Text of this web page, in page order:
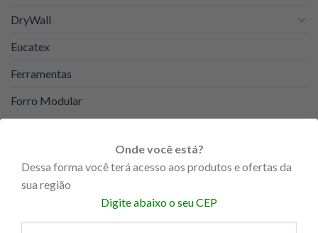
DryWall
Eucatex
Ferramentas
Forro Modular
Portas
Onde você está?
Dessa forma você terá acesso aos produtos e ofertas da
sua região
Digite abaixo o seu CEP